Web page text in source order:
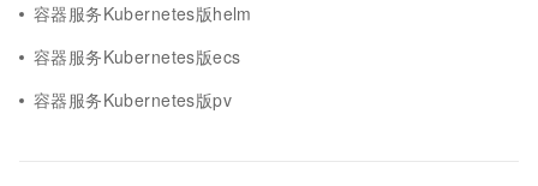
容器服务Kubernetes版helm
容器服务Kubernetes版ecs
容器服务Kubernetes版pv